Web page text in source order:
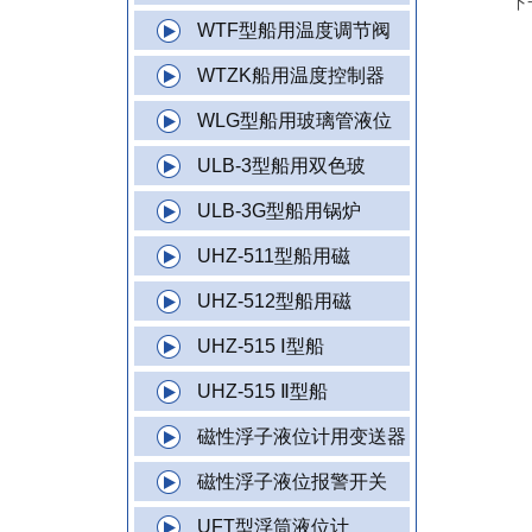
WTF型船用温度调节阀
WTZK船用温度控制器
WLG型船用玻璃管液位
ULB-3型船用双色玻
ULB-3G型船用锅炉
UHZ-511型船用磁
UHZ-512型船用磁
UHZ-515 Ⅰ型船
UHZ-515 Ⅱ型船
磁性浮子液位计用变送器
磁性浮子液位报警开关
UFT型浮筒液位计